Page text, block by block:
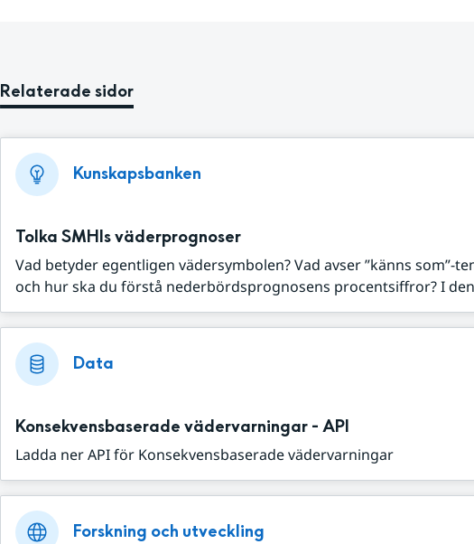
Relaterade sidor
Kunskapsbanken
Tolka SMHIs väderprognoser
Vad betyder egentligen vädersymbolen? Vad avser ”känns som”-
och hur ska du förstå nederbördsprognosens procentsiffror? I
Data
Konsekvensbaserade vädervarningar - API
Ladda ner API för Konsekvensbaserade vädervarningar
Forskning och utveckling